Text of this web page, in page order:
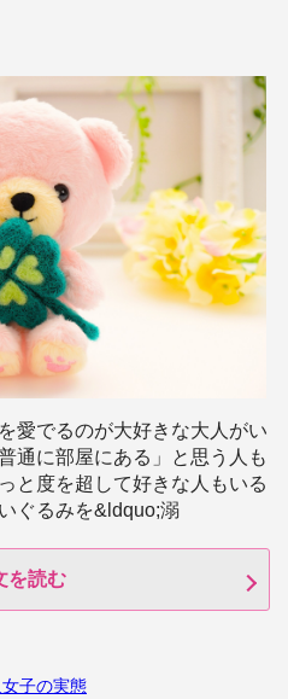
愛でるのが大好きな大人がい
通に部屋にある」と思う人も
と度を超して好きな人もいる
ぐるみを&ldquo;溺
を読む
子の実態